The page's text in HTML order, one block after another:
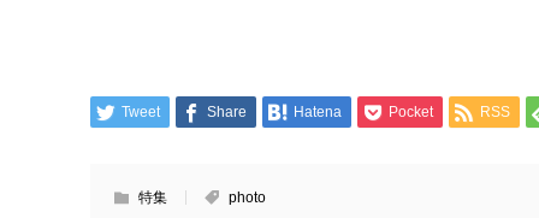
Tweet Share Hatena Pocket RSS
特集 photo